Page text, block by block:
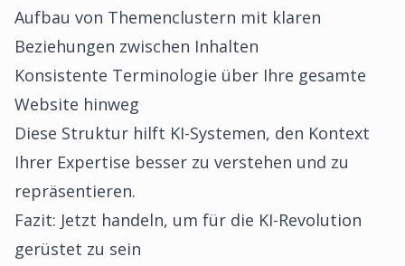
Aufbau von Themenclustern mit klaren
Beziehungen zwischen Inhalten
Konsistente Terminologie über Ihre gesamte
Website hinweg
Diese Struktur hilft KI-Systemen, den Kontext
Ihrer Expertise besser zu verstehen und zu
repräsentieren.
Fazit: Jetzt handeln, um für die KI-Revolution
gerüstet zu sein